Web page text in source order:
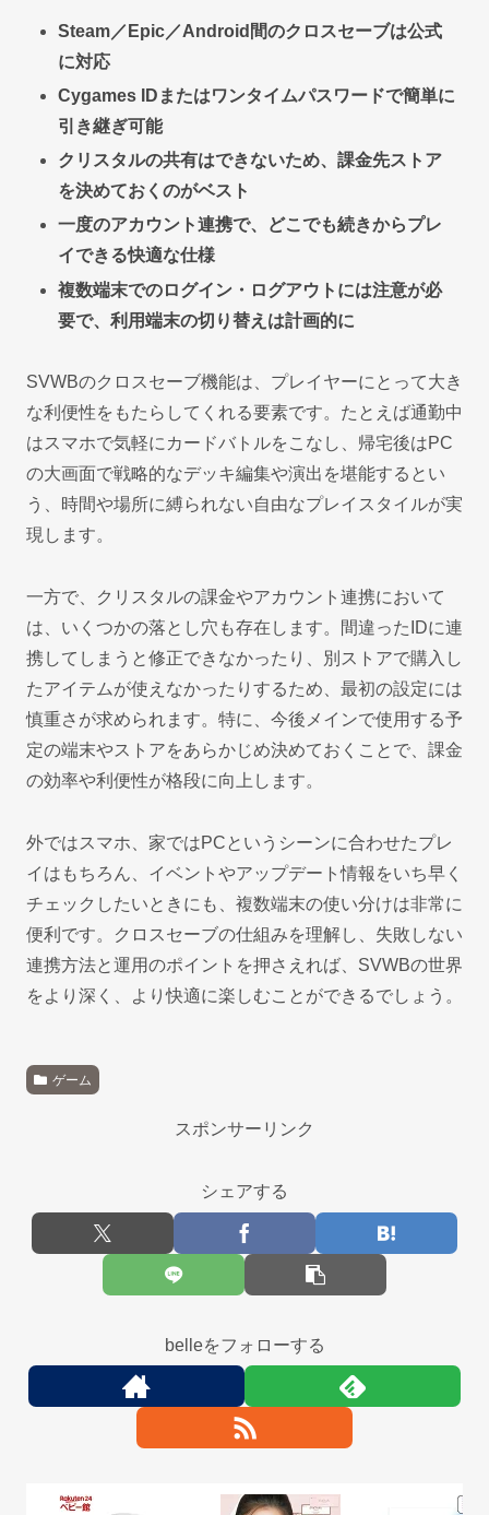
Steam／Epic／Android間のクロスセーブは公式
に対応
Cygames IDまたはワンタイムパスワードで簡単に
引き継ぎ可能
クリスタルの共有はできないため、課金先ストア
を決めておくのがベスト
一度のアカウント連携で、どこでも続きからプレ
イできる快適な仕様
複数端末でのログイン・ログアウトには注意が必
要で、利用端末の切り替えは計画的に
SVWBのクロスセーブ機能は、プレイヤーにとって大き
な利便性をもたらしてくれる要素です。たとえば通勤中
はスマホで気軽にカードバトルをこなし、帰宅後はPC
の大画面で戦略的なデッキ編集や演出を堪能するとい
う、時間や場所に縛られない自由なプレイスタイルが実
現します。
一方で、クリスタルの課金やアカウント連携において
は、いくつかの落とし穴も存在します。間違ったIDに連
携してしまうと修正できなかったり、別ストアで購入し
たアイテムが使えなかったりするため、最初の設定には
慎重さが求められます。特に、今後メインで使用する予
定の端末やストアをあらかじめ決めておくことで、課金
の効率や利便性が格段に向上します。
外ではスマホ、家ではPCというシーンに合わせたプレ
イはもちろん、イベントやアップデート情報をいち早く
チェックしたいときにも、複数端末の使い分けは非常に
便利です。クロスセーブの仕組みを理解し、失敗しない
連携方法と運用のポイントを押さえれば、SVWBの世界
をより深く、より快適に楽しむことができるでしょう。
ゲーム
スポンサーリンク
シェアする
belleをフォローする